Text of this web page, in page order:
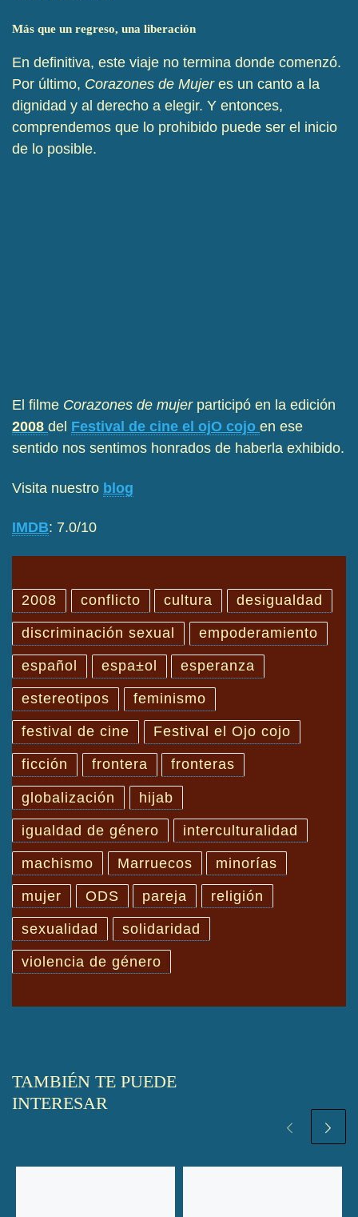
Más que un regreso, una liberación
En definitiva, este viaje no termina donde comenzó.
Por último, Corazones de Mujeres un canto a la
dignidad y al derecho a elegir. Y entonces,
comprendemos que lo prohibido puede ser el inicio
de lo posible.
El filme Corazones de mujer participó en la edición
2008 del Festival de cine el ojO cojo en ese
sentido nos sentimos honrados de haberla exhibido.
Visita nuestro blog
IMDB: 7.0/10
2008 conflicto cultura desigualdad
discriminación sexual empoderamiento
español espa±ol esperanza
estereotipos feminismo
festival de cine Festival el Ojo cojo
ficción frontera fronteras
globalización hijab
igualdad de género interculturalidad
machismo Marruecos minorías
mujer ODS pareja religión
sexualidad solidaridad
violencia de género
TAMBIÉN TE PUEDE
INTERESAR